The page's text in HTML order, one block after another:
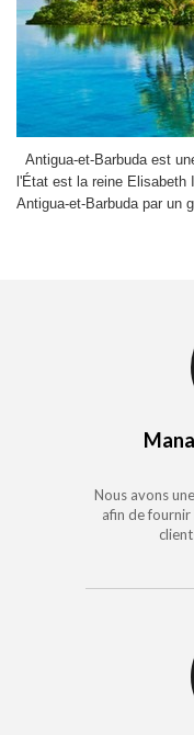
Antigua-et-Barbuda est
l'État est la reine Elisabeth II
Antigua-et-Barbuda par un
Nous avons
afin de fournir